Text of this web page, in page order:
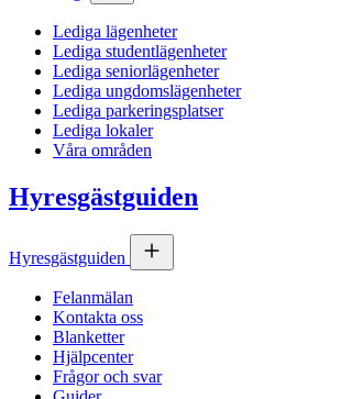
Lediga lägenheter
Lediga studentlägenheter
Lediga seniorlägenheter
Lediga ungdomslägenheter
Lediga parkeringsplatser
Lediga lokaler
Våra områden
Hyresgästguiden
Hyresgästguiden
Felanmälan
Kontakta oss
Blanketter
Hjälpcenter
Frågor och svar